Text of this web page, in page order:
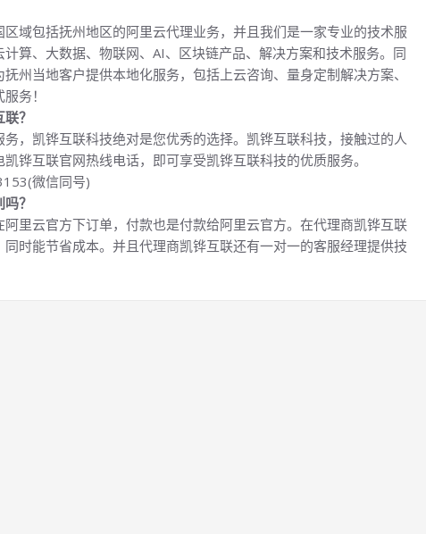
域包括抚州地区的阿里云代理业务，并且我们是一家专业的技术服
算、大数据、物联网、AI、区块链产品、解决方案和技术服务。同
州当地客户提供本地化服务，包括上云咨询、量身定制解决方案、
务！
？
，凯铧互联科技绝对是您优秀的选择。凯铧互联科技，接触过的人
铧互联官网热线电话，即可享受凯铧互联科技的优质服务。
微信同号)
？
里云官方下订单，付款也是付款给阿里云官方。在代理商凯铧互联
时能节省成本。并且代理商凯铧互联还有一对一的客服经理提供技